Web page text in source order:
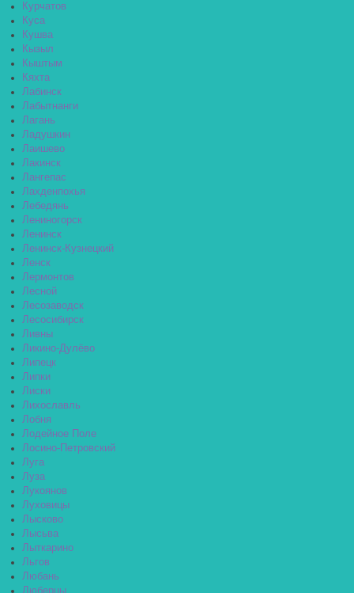
Курчатов
Куса
Кушва
Кызыл
Кыштым
Кяхта
Лабинск
Лабытнанги
Лагань
Ладушкин
Лаишево
Лакинск
Лангепас
Лахденпохья
Лебедянь
Лениногорск
Ленинск
Ленинск-Кузнецкий
Ленск
Лермонтов
Лесной
Лесозаводск
Лесосибирск
Ливны
Ликино-Дулёво
Липецк
Липки
Лиски
Лихославль
Лобня
Лодейное Поле
Лосино-Петровский
Луга
Луза
Лукоянов
Луховицы
Лысково
Лысьва
Лыткарино
Льгов
Любань
Люберцы